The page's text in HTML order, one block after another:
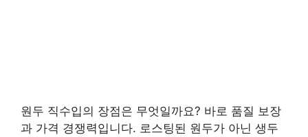
원두 직수입의 장점은 무엇일까요? 바로 품질 보장
과 가격 경쟁력입니다. 로스팅된 원두가 아닌 생두